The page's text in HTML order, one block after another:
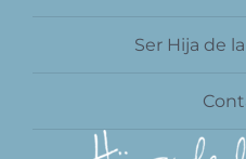
Ser Hija de